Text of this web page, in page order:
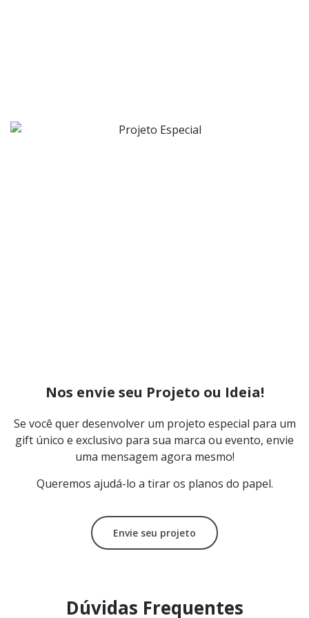
Nos envie seu Projeto ou Ideia!
Se você quer desenvolver um projeto especial para um
gift único e exclusivo para sua marca ou evento, envie
uma mensagem agora mesmo!
Queremos ajudá-lo a tirar os planos do papel.
Envie seu projeto
Dúvidas Frequentes